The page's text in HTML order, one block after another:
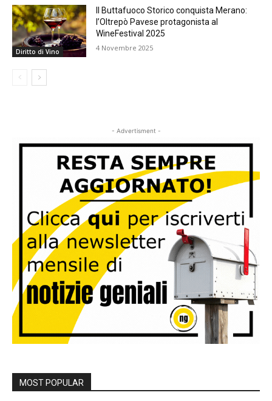
Diritto di Vino
Il Buttafuoco Storico conquista Merano:
l’Oltrepò Pavese protagonista al
WineFestival 2025
4 Novembre 2025
- Advertisment -
MOST POPULAR